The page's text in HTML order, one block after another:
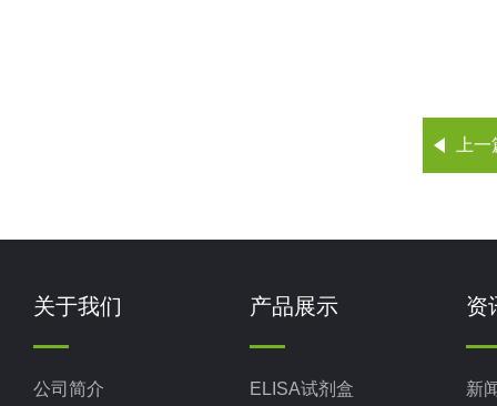
上
关于我们
公司简介
产品展示
ELISA试剂盒
资
新